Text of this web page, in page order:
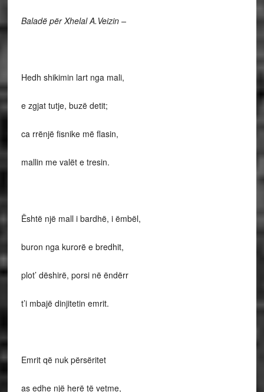
Baladë për Xhelal A.Veizin –
Hedh shikimin lart nga mali,
e zgjat tutje, buzë detit;
ca rrënjë fisnike më flasin,
mallin me valët e tresin.
Është një mall i bardhë, i ëmbël,
buron nga kurorë e bredhit,
plot’ dëshirë, porsi në ëndërr
t’i mbajë dinjitetin emrit.
Emrit që nuk përsëritet
as edhe një herë të vetme,